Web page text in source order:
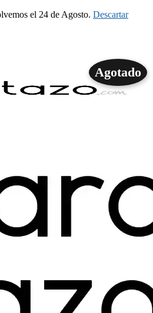
el 24 de Agosto. Descartar
Agotado